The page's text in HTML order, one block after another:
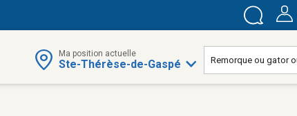
Ma position actuelle
Ste-Thérèse-de-Gaspé